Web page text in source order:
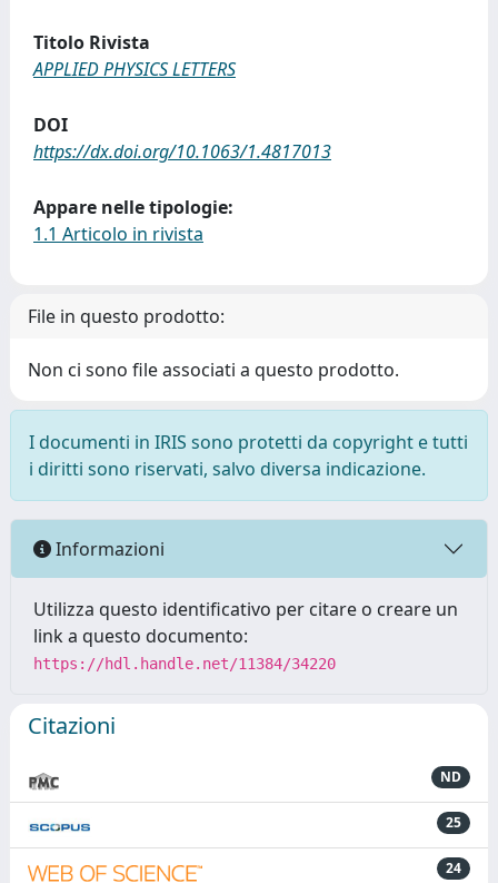
Titolo Rivista
APPLIED PHYSICS LETTERS
DOI
https://dx.doi.org/10.1063/1.4817013
Appare nelle tipologie:
1.1 Articolo in rivista
File in questo prodotto:
Non ci sono file associati a questo prodotto.
I documenti in IRIS sono protetti da copyright e tutti
i diritti sono riservati, salvo diversa indicazione.
Informazioni
Utilizza questo identificativo per citare o creare un
link a questo documento:
https://hdl.handle.net/11384/34220
Citazioni
ND
25
24